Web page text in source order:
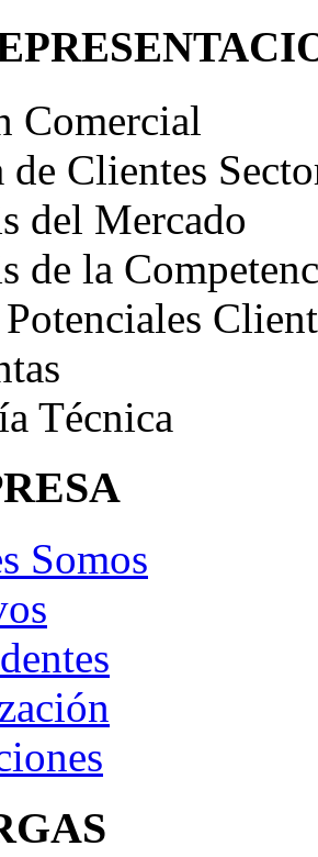
Comercial
de Clientes
del Mercado
de la
Técnica
Somos